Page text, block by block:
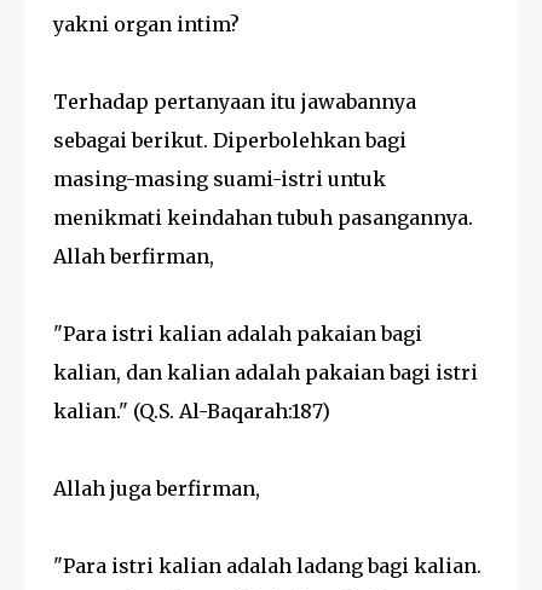
yakni organ intim?
Terhadap pertanyaan itu jawabannya
sebagai berikut. Diperbolehkan bagi
masing-masing suami-istri untuk
menikmati keindahan tubuh pasangannya.
Allah berfirman,
"Para istri kalian adalah pakaian bagi
kalian, dan kalian adalah pakaian bagi istri
kalian." (Q.S. Al-Baqarah:187)
Allah juga berfirman,
"Para istri kalian adalah ladang bagi kalian.